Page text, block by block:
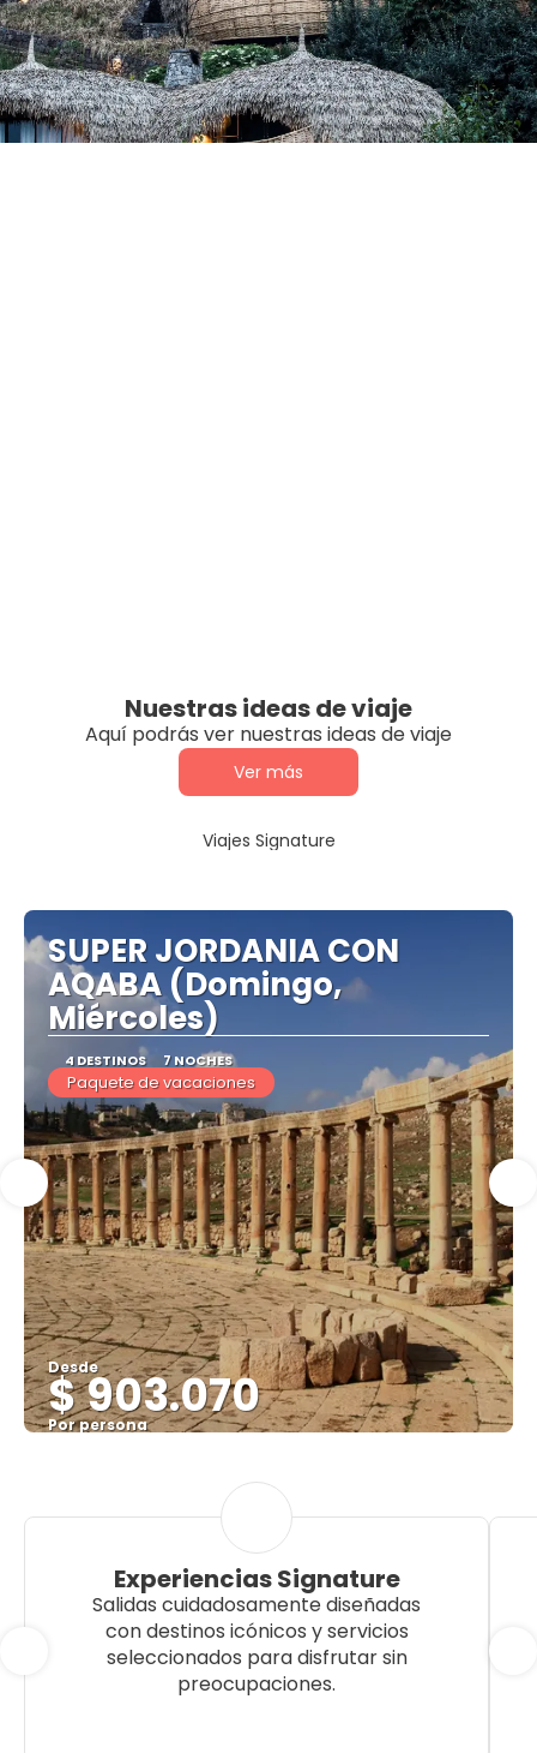
Nuestras ideas de viaje
Aquí podrás ver nuestras ideas de viaje
Ver más
Viajes Signature
SUPER JORDANIA CON
AQABA (Domingo,
Miércoles)
4 DESTINOS 7 NOCHES
Paquete de vacaciones
Desde
$ 903.070
Por persona
Experiencias Signature
Salidas cuidadosamente diseñadas
con destinos icónicos y servicios
seleccionados para disfrutar sin
preocupaciones.